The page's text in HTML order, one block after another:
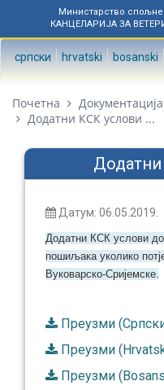
Министарство
КАНЦЕЛАРИЈА ЗА
српски hrvatski bosanski
Почетна Документација
Додатни КСК услови ...
Додатни
Датум: 06.05.2019.
Додатни КСК услови
пошиљака уколико
Вуковарско-Сријемске.
Преузми
Преузми
Преузми